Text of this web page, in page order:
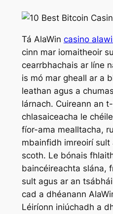
Tá AlaWin casino
cinn mar iomaitheoir
cearrbhachais ar líne
is mó mar gheall ar a
leathan agus a
lárnach. Cuireann an
chlasaiceacha le
fíor-ama mealltacha,
mbainfidh imreoirí sult
scoth. Le bónais
baincéireachta slána,
sult agus ar an
cad a dhéanann
Léiríonn iniúchadh a